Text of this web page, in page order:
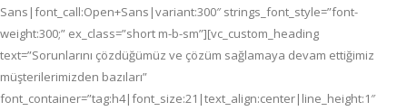
Sans|font_call:Open+Sans|variant:300″ strings_font_style=”font-
weight:300;” ex_class=”short m-b-sm”][vc_custom_heading
text=”Sorunlarını çözdüğümüz ve çözüm sağlamaya devam ettiğimiz
müşterilerimizden bazıları”
font_container=”tag:h4|font_size:21|text_align:center|line_height:1″